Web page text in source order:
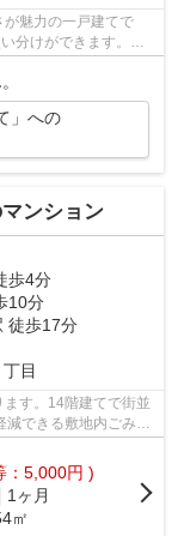
魅力の一戸建てで
分けができます。戸
」への
ンション
歩4分
10分
徒歩17分
丁目
す。14階建てで街並
できる敷地内ごみ置
：5,000円 )
1ヶ月
㎡